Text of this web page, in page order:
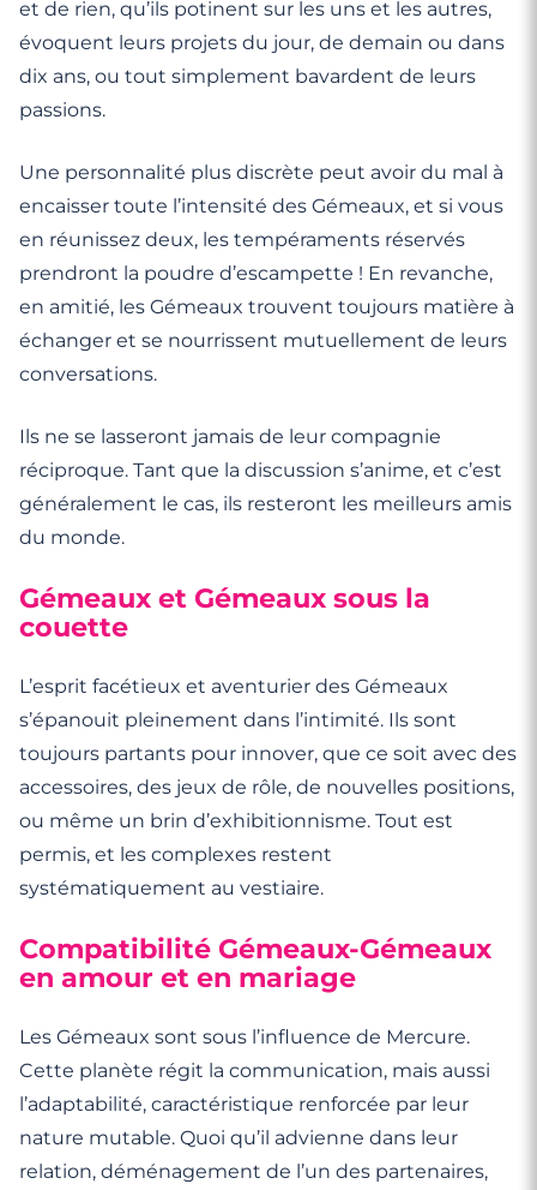
et de rien, qu’ils potinent sur les uns et les autres,
évoquent leurs projets du jour, de demain ou dans
dix ans, ou tout simplement bavardent de leurs
passions.
Une personnalité plus discrète peut avoir du mal à
encaisser toute l’intensité des Gémeaux, et si vous
en réunissez deux, les tempéraments réservés
prendront la poudre d’escampette ! En revanche,
en amitié, les Gémeaux trouvent toujours matière à
échanger et se nourrissent mutuellement de leurs
conversations.
Ils ne se lasseront jamais de leur compagnie
réciproque. Tant que la discussion s’anime, et c’est
généralement le cas, ils resteront les meilleurs amis
du monde.
Gémeaux et Gémeaux sous la
couette
L’esprit facétieux et aventurier des Gémeaux
s’épanouit pleinement dans l’intimité. Ils sont
toujours partants pour innover, que ce soit avec des
accessoires, des jeux de rôle, de nouvelles positions,
ou même un brin d’exhibitionnisme. Tout est
permis, et les complexes restent
systématiquement au vestiaire.
Compatibilité Gémeaux-Gémeaux
en amour et en mariage
Les Gémeaux sont sous l’influence de Mercure.
Cette planète régit la communication, mais aussi
l’adaptabilité, caractéristique renforcée par leur
nature mutable. Quoi qu’il advienne dans leur
relation, déménagement de l’un des partenaires,